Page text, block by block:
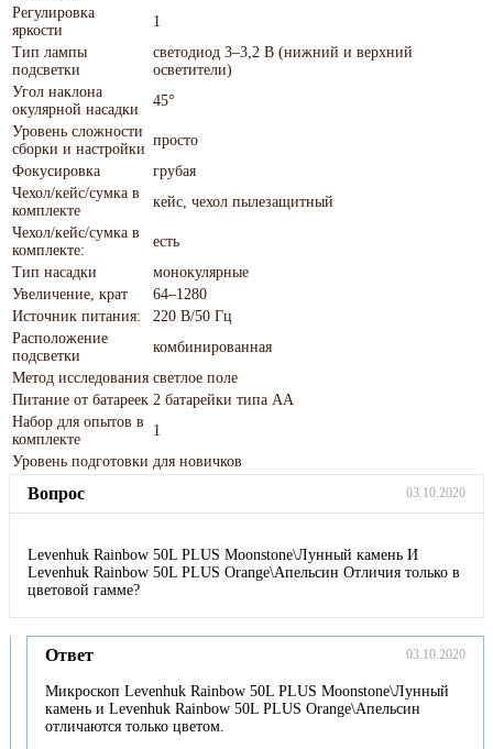
Регулировка
яркости
1
Тип лампы
подсветки
светодиод 3–3,2 В (нижний и верхний
осветители)
Угол наклона
окулярной насадки
45°
Уровень сложности
сборки и настройки
просто
Фокусировка
грубая
Чехол/кейс/сумка в
комплекте
кейс, чехол пылезащитный
Чехол/кейс/сумка в
комплекте:
есть
Тип насадки
монокулярные
Увеличение, крат
64–1280
Источник питания:
220 В/50 Гц
Расположение
подсветки
комбинированная
Метод исследования светлое поле
Питание от батареек 2 батарейки типа АА
Набор для опытов в
комплекте
1
Уровень подготовки для новичков
Вопрос 03.10.2020
Levenhuk Rainbow 50L PLUS Moonstone\Лунный камень И
Levenhuk Rainbow 50L PLUS Orange\Апельсин Отличия только в
цветовой гамме?
Ответ 03.10.2020
Микроскоп Levenhuk Rainbow 50L PLUS Moonstone\Лунный
камень и Levenhuk Rainbow 50L PLUS Orange\Апельсин
отличаются только цветом.